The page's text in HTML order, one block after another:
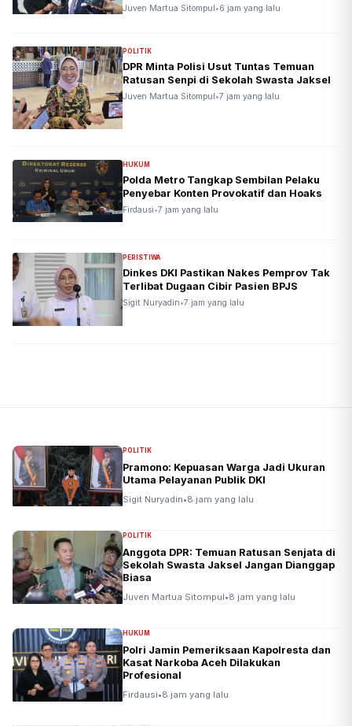
Juven Martua Sitompul •6 jam yang lalu
POLITIK
DPR Minta Polisi Usut Tuntas Temuan
Ratusan Senpi di Sekolah Swasta Jaksel
Juven Martua Sitompul•7 jam yang lalu
HUKUM
Polda Metro Tangkap Sembilan Pelaku
Penyebar Konten Provokatif dan Hoaks
Firdausi•7 jam yang lalu
PERISTIWA
Dinkes DKI Pastikan Nakes Pemprov Tak
Terlibat Dugaan Cibir Pasien BPJS
Sigit Nuryadin•7 jam yang lalu
POLITIK
Pramono: Kepuasan Warga Jadi Ukuran
Utama Pelayanan Publik DKI
Sigit Nuryadin•8 jam yang lalu
POLITIK
Anggota DPR: Temuan Ratusan Senjata di
Sekolah Swasta Jaksel Jangan Dianggap
Biasa
Juven Martua Sitompul•8 jam yang lalu
HUKUM
Polri Jamin Pemeriksaan Kapolresta dan
Kasat Narkoba Aceh Dilakukan
Profesional
Firdausi•8 jam yang lalu